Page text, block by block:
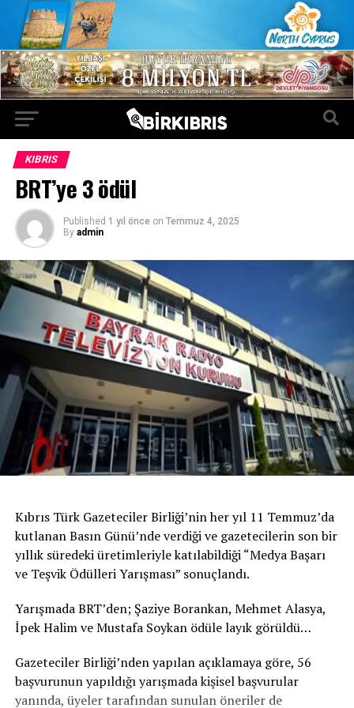
KIBRIS
BRT’ye 3 ödül
Published 1 yıl önce on Temmuz 4, 2025
By admin
Kıbrıs Türk Gazeteciler Birliği’nin her yıl 11 Temmuz’da
kutlanan Basın Günü’nde verdiği ve gazetecilerin son bir
yıllık süredeki üretimleriyle katılabildiği “Medya Başarı
ve Teşvik Ödülleri Yarışması” sonuçlandı.
Yarışmada BRT’den; Şaziye Borankan, Mehmet Alasya,
İpek Halim ve Mustafa Soykan ödüle layık görüldü…
Gazeteciler Birliği’nden yapılan açıklamaya göre, 56
başvurunun yapıldığı yarışmada kişisel başvurular
yanında, üyeler tarafından sunulan öneriler de